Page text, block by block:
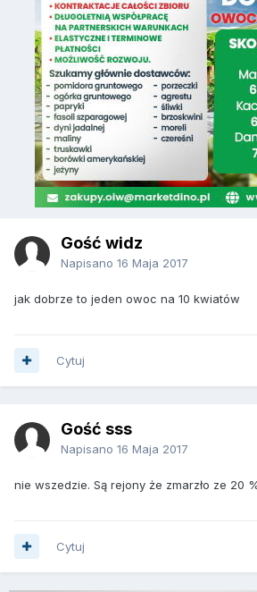
Gość widz
Napisano 16 Maja 2017
jak dobrze to jeden owoc na 10 kwiatów
Cytuj
Gość sss
Napisano 16 Maja 2017
nie wszedzie. Są rejony że zmarzło ze 20
Cytuj